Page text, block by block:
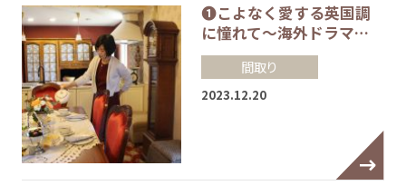
❶こよなく愛する英国調
に憧れて～海外ドラマ…
間取り
2023.12.20